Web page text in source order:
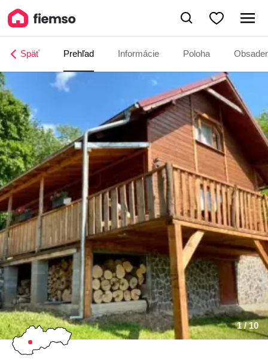
Späť Prehľad Informácie Poloha
Chata Stanislav
1/ 10